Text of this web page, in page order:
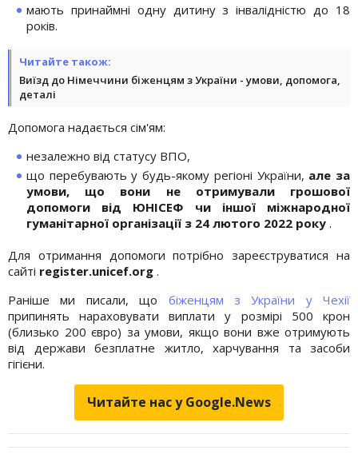
мають принаймні одну дитину з інвалідністю до 18
років.
Читайте також:
Виїзд до Німеччини біженцям з України - умови, допомога,
деталі
Допомога надається сім'ям:
незалежно від статусу ВПО,
що перебувають у будь-якому регіоні України, але за
умови, що вони не отримували грошової
допомоги від ЮНІСЕФ чи іншої міжнародної
гуманітарної організації з 24 лютого 2022 року .
Для отримання допомоги потрібно зареєструватися на
сайті register.unicef.org .
Раніше ми писали, що біженцям з України у Чехії
припинять нараховувати виплати у розмірі 500 крон
(близько 200 євро) за умови, якщо вони вже отримують
від держави безплатне житло, харчування та засоби
гігієни.
Читайте нас у Google.News